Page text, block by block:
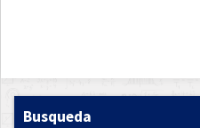
Busqueda